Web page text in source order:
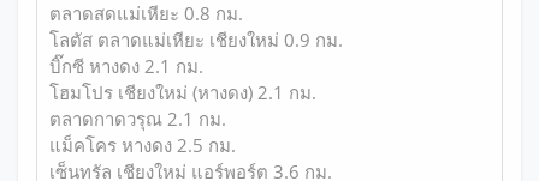
ตลาดสดแม่เหียะ 0.8 กม.
โลตัส ตลาดแม่เหียะ เชียงใหม่ 0.9 กม.
บิ๊กซี หางดง 2.1 กม.
โฮมโปร เชียงใหม่ (หางดง) 2.1 กม.
ตลาดกาดวรุณ 2.1 กม.
แม็คโคร หางดง 2.5 กม.
เซ็นทรัล เชียงใหม่ แอร์พอร์ต 3.6 กม.